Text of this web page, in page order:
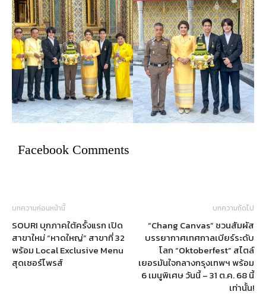
Facebook Comments
บทความก่อนหน้านี้
SOURI บุกภาคใต้ครั้งแรก เปิด
สาขาใหม่ “หาดใหญ่” สาขาที่ 32
พร้อม Local Exclusive Menu
สุดเซอร์ไพรส์
บทความถัดไป
“Chang Canvas” ชวนสัมผัส
บรรยากาศเทศกาลเบียร์ระดับ
โลก “Oktoberfest” สไตล์
เยอรมันใจกลางกรุงเทพฯ พร้อม
6 เมนูพิเศษ วันนี้ – 31 ต.ค. 68 นี้
เท่านั้น!